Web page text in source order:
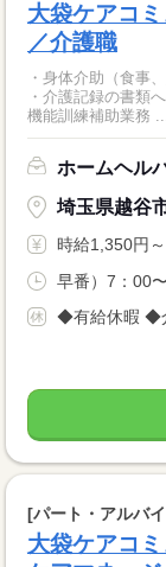
大袋ケアコ
／介護職
・身体介助（食事
・介護記録の書類
機能訓練補助業務
ホームヘル
埼玉県越谷
時給1,350円
早番）7：00
◆有給休暇 ◆
[パート・アルバ
大袋ケアコ